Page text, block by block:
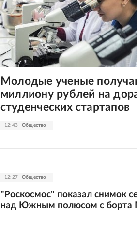
12:43 Общество
Молодые ученые
миллиону рублей на
студенческих стартапов
12:27 Общество
"Роскосмос" показал снимок
над Южным полюсом с борта